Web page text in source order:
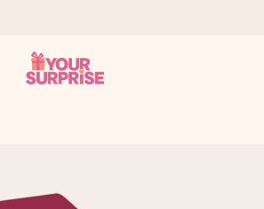
zum richtigen Zeitpunkt überreichen